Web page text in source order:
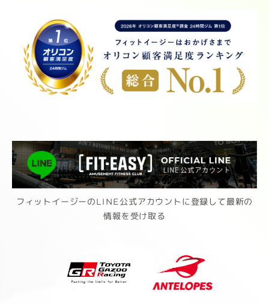
フィットイージーのLINE公式アカウントに登録して最新の
情報を受け取る